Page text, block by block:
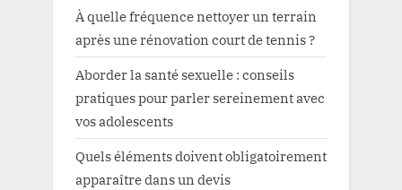
À quelle fréquence nettoyer un terrain
après une rénovation court de tennis ?
Aborder la santé sexuelle : conseils
pratiques pour parler sereinement avec
vos adolescents
Quels éléments doivent obligatoirement
apparaître dans un devis